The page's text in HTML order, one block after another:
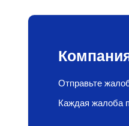
Отправьте
Каждая жалоба